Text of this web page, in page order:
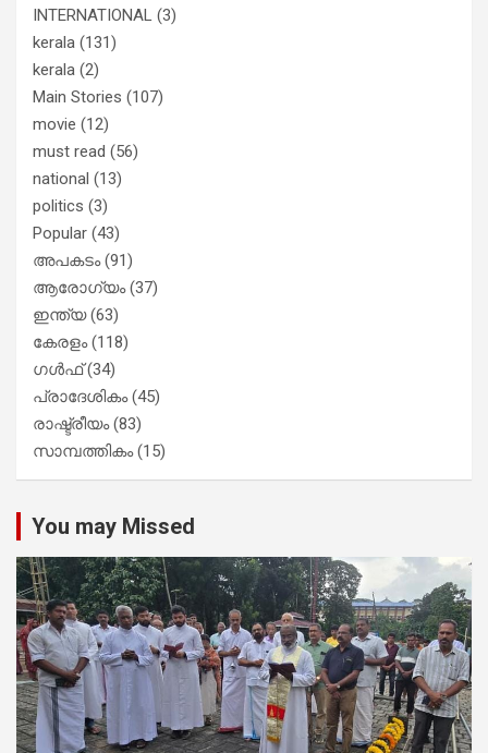
INTERNATIONAL (3)
kerala (131)
kerala (2)
Main Stories (107)
movie (12)
must read (56)
national (13)
politics (3)
Popular (43)
അപകടം(91)
ആരോഗ്യം(37)
ഇന്ത്യ(63)
കേരളം(118)
ഗൾഫ്(34)
പ്രാദേശികം(45)
രാഷ്ട്രീയം(83)
സാമ്പത്തികം(15)
You may Missed